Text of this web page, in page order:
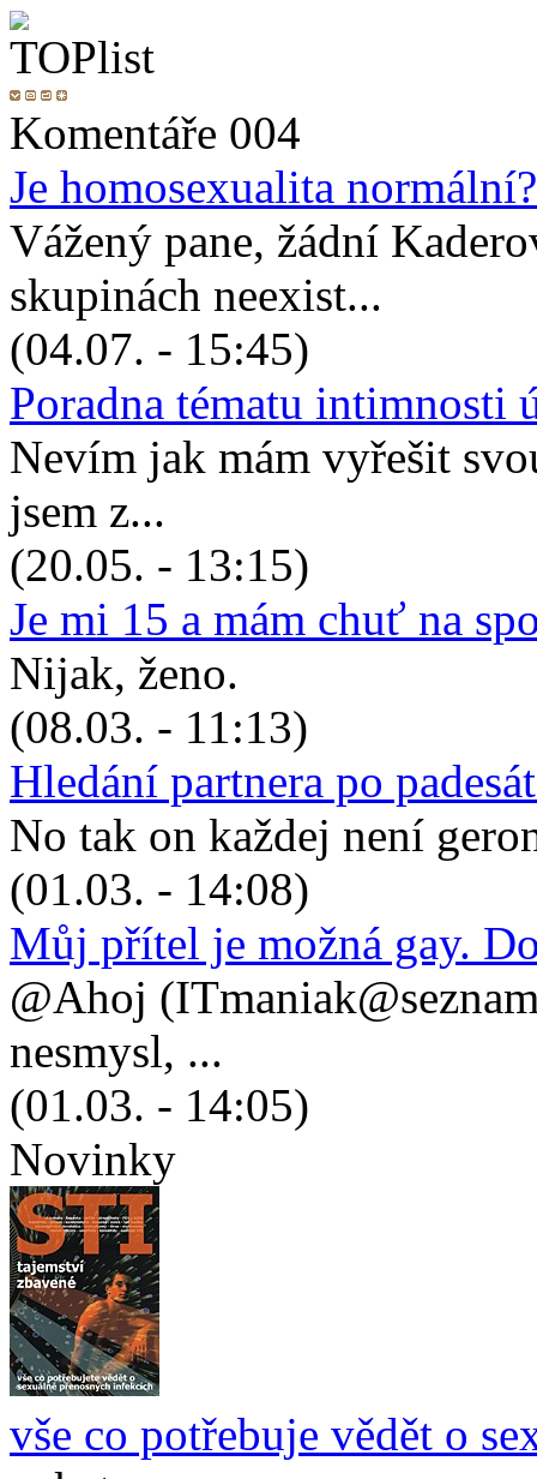
Komentáře 004
Je homosexualita normální?
Vážený pane, žádní
skupinách neexist...
(04.07. - 15:45)
Poradna tématu intimnosti
Nevím jak mám vyřešit
jsem z...
(20.05. - 13:15)
Je mi 15 a mám chuť na
Nijak, ženo.
(08.03. - 11:13)
Hledání partnera po
No tak on každej není
(01.03. - 14:08)
Můj přítel je možná gay.
@Ahoj
nesmysl, ...
(01.03. - 14:05)
Novinky
vše co potřebuje vědět o